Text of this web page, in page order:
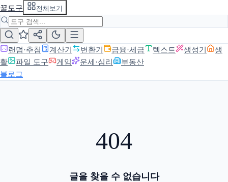
꿀도구 전체보기
랜덤·추첨 계산기 변환기 금융·세금 텍스트 생성기
생
활
파일 도구 게임 운세·심리
부동산
블로그
404
글을 찾을 수 없습니다